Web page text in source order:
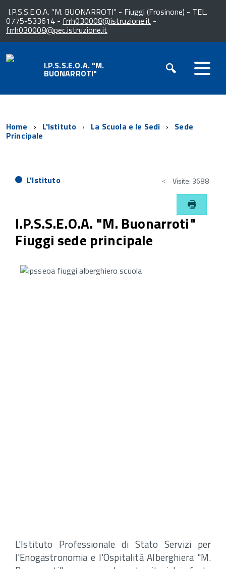
I.P.S.S.E.O.A. "M. BUONARROTI" - Fiuggi (Frosinone) - TEL.
0775-533614 - frrh030008@istruzione.it -
frrh030008@pec.istruzione.it
I.P.S.S.E.O.A. "M.
BUONARROTI"
Home L'Istituto La Scuola e le Sedi Sede
Principale
L'Istituto Visite: 3688
I.P.S.S.E.O.A. "M. Buonarroti"
Fiuggi sede principale
L'Istituto Professionale di Stato Servizi per
l'Enogastronomia e l'Ospitalità Alberghiera "M.